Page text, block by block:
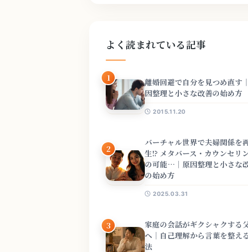
よく読まれている記事
1
離婚回避で自分を見つめ直す
因整理と小さな改善の始め方
2015.11.20
2
バーチャル世界で夫婦関係を
生!? メタバース・カウンセリ
の可能…｜原因整理と小さな
の始め方
2025.03.31
3
家庭の会話がギクシャクする
へ｜自己理解から言葉を整え
法